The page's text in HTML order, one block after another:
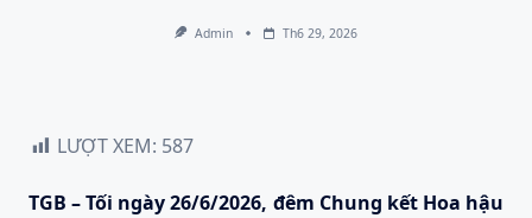
Admin Th6 29, 2026
LƯỢT XEM: 587
TGB – Tối ngày 26/6/2026, đêm Chung kết Hoa hậu